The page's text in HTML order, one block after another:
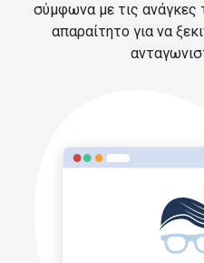
σύμφωνα με τις ανάγκες
απαραίτητο για να